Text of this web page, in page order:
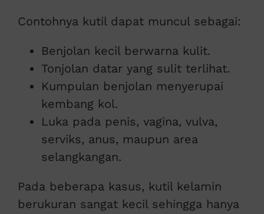
Contohnya kutil dapat muncul sebagai:
Benjolan kecil berwarna kulit.
Tonjolan datar yang sulit terlihat.
Kumpulan benjolan menyerupai
kembang kol.
Luka pada penis, vagina, vulva,
serviks, anus, maupun area
selangkangan.
Pada beberapa kasus, kutil kelamin
berukuran sangat kecil sehingga hanya